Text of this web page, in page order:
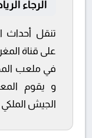
الرجاء الرياضي
تنقل أحداث
على قناة
في ملعب
و يقوم
الجيش الملكي